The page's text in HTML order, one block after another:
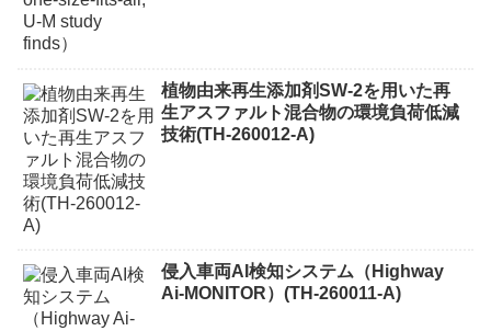
植物由来再生添加剤SW-2を用いた再
生アスファルト混合物の環境負荷低減
技術(TH-260012-A)
侵入車両AI検知システム（Highway
Ai-MONITOR）(TH-260011-A)